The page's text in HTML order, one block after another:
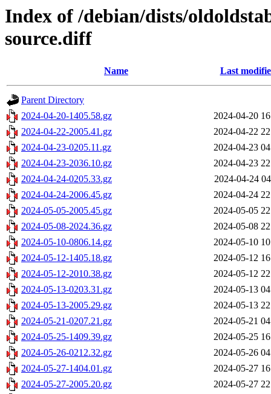
Index of /debian/dists/
source.diff
Name Last
Parent Directory
2024-04-20-1405.58.gz
2024-04-20
2024-04-22-2005.41.gz
2024-04-22
2024-04-23-0205.11.gz
2024-04-23
2024-04-23-2036.10.gz
2024-04-23
2024-04-24-0205.33.gz
2024-04-24
2024-04-24-2006.45.gz
2024-04-24
2024-05-05-2005.45.gz
2024-05-05
2024-05-08-2024.36.gz
2024-05-08
2024-05-10-0806.14.gz
2024-05-10
2024-05-12-1405.18.gz
2024-05-12
2024-05-12-2010.38.gz
2024-05-12
2024-05-13-0203.31.gz
2024-05-13
2024-05-13-2005.29.gz
2024-05-13
2024-05-21-0207.21.gz
2024-05-21
2024-05-25-1409.39.gz
2024-05-25
2024-05-26-0212.32.gz
2024-05-26
2024-05-27-1404.01.gz
2024-05-27
2024-05-27-2005.20.gz
2024-05-27